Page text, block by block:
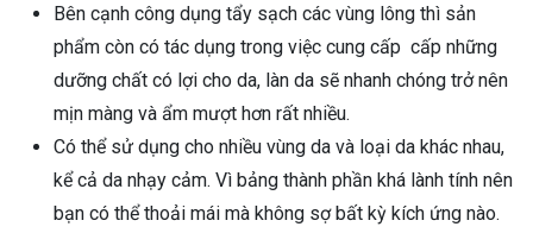
Bên cạnh công dụng tẩy sạch các vùng lông thì sản
phẩm còn có tác dụng trong việc cung cấp cấp những
dưỡng chất có lợi cho da, làn da sẽ nhanh chóng trở nên
mịn màng và ẩm mượt hơn rất nhiều.
Có thể sử dụng cho nhiều vùng da và loại da khác nhau,
kể cả da nhạy cảm. Vì bảng thành phần khá lành tính nên
bạn có thể thoải mái mà không sợ bất kỳ kích ứng nào.